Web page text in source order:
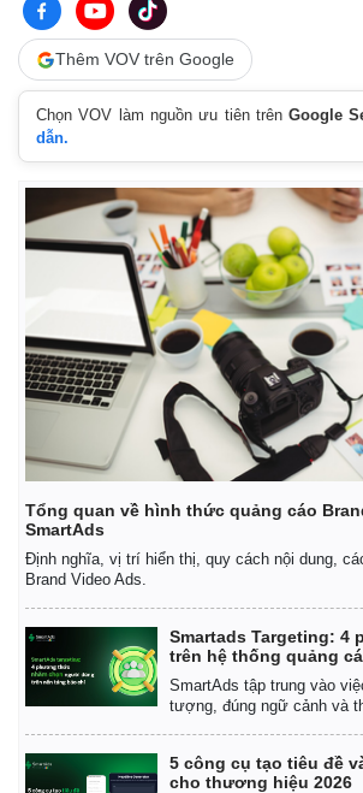
Thêm VOV trên Google
Chọn VOV làm nguồn ưu tiên trênGoogle
dẫn.
Tổng quan về hình thức quảng cáo
SmartAds
Định nghĩa, vị trí hiển thị, quy cách nội dung,
Brand Video Ads.
Smartads Targeting: 4
trên hệ thống quảng
SmartAds tập trung vào
tượng, đúng ngữ cảnh và
5 công cụ tạo tiêu đề
cho thương hiệu 2026